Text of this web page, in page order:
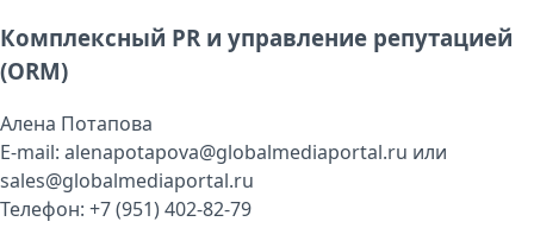
Комплексный PR и управление репутацией
(ORM)
Алена Потапова
E-mail: alenapotapova@globalmediaportal.ru или
sales@globalmediaportal.ru
Телефон: +7 (951) 402-82-79